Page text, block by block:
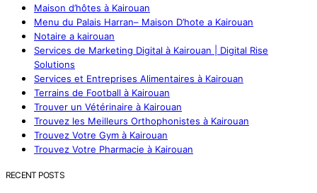
Maison d’hôtes à Kairouan
Menu du Palais Harran– Maison D’hote a Kairouan
Notaire a kairouan
Services de Marketing Digital à Kairouan | Digital Rise
Solutions
Services et Entreprises Alimentaires à Kairouan
Terrains de Football à Kairouan
Trouver un Vétérinaire à Kairouan
Trouvez les Meilleurs Orthophonistes à Kairouan
Trouvez Votre Gym à Kairouan
Trouvez Votre Pharmacie à Kairouan
RECENT POSTS